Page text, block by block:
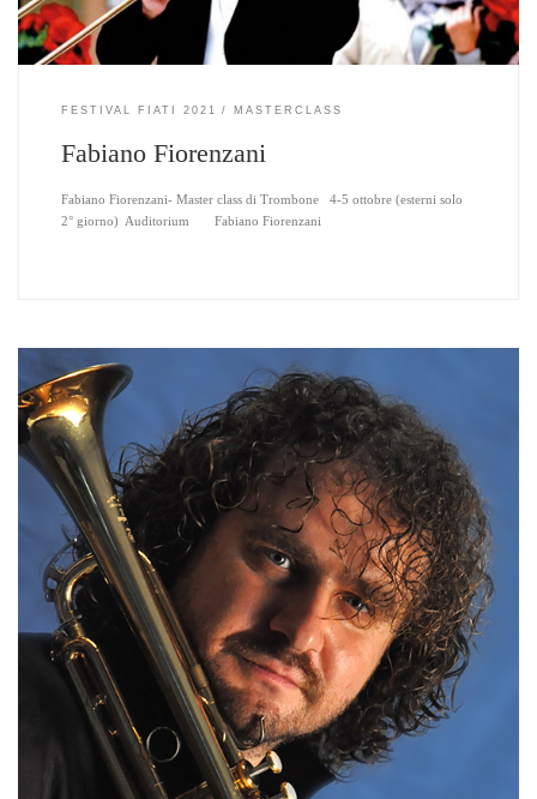
FESTIVAL FIATI 2021 MASTERCLASS
Fabiano Fiorenzani
Fabiano Fiorenzani- Master class di Trombone 4-5 ottobre (esterni solo
2° giorno) Auditorium Fabiano Fiorenzani